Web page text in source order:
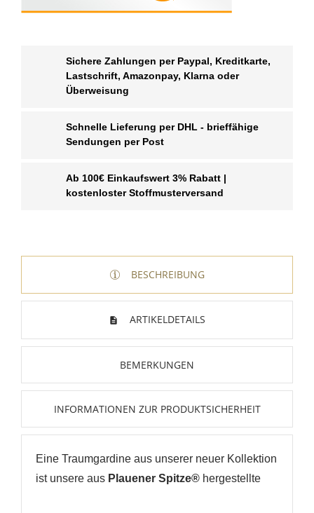
Sichere Zahlungen per Paypal, Kreditkarte,
Lastschrift, Amazonpay, Klarna oder
Überweisung
Schnelle Lieferung per DHL - brieffähige
Sendungen per Post
Ab 100€ Einkaufswert 3% Rabatt |
kostenloster Stoffmusterversand
BESCHREIBUNG
ARTIKELDETAILS
BEMERKUNGEN
INFORMATIONEN ZUR PRODUKTSICHERHEIT
Eine Traumgardine aus unserer neuer Kollektion
ist unsere aus Plauener Spitze® hergestellte